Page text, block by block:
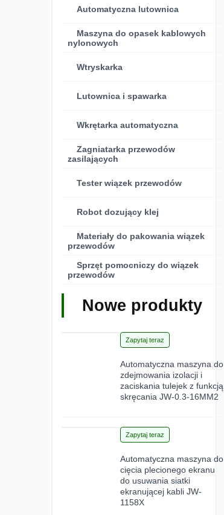
Automatyczna lutownica
Maszyna do opasek kablowych
nylonowych
Wtryskarka
Lutownica i spawarka
Wkrętarka automatyczna
Zagniatarka przewodów
zasilających
Tester wiązek przewodów
Robot dozujący klej
Materiały do pakowania wiązek
przewodów
Sprzęt pomocniczy do wiązek
przewodów
Nowe produkty
Zapytaj teraz
Automatyczna maszyna do
zdejmowania izolacji i
zaciskania tulejek z funkcją
skręcania JW-0.3-16MM2
Zapytaj teraz
Automatyczna maszyna do
cięcia plecionego ekranu
do usuwania siatki
ekranującej kabli JW-
1158X